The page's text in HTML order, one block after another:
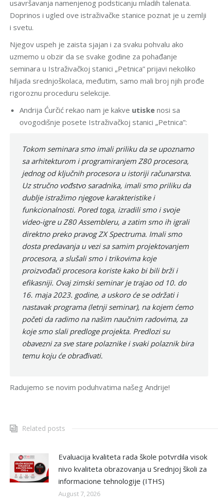
usavršavanja namenjenog podsticanju mladih talenata.
Doprinos i ugled ove istraživačke stanice poznat je u zemlji
i svetu.
Njegov uspeh je zaista sjajan i za svaku pohvalu ako
uzmemo u obzir da se svake godine za pohađanje
seminara u Istraživačkoj stanici „Petnica” prijavi nekoliko
hiljada srednjoškolaca, međutim, samo mali broj njih prođe
rigoroznu proceduru selekcije.
Andrija Ćurčić rekao nam je kakve utiske nosi sa
ovogodišnje posete Istraživačkoj stanici „Petnica”:
Tokom seminara smo imali priliku da se upoznamo
sa arhitekturom i programiranjem Z80 procesora,
jednog od ključnih procesora u istoriji računarstva.
Uz stručno vođstvo saradnika, imali smo priliku da
dublje istražimo njegove karakteristike i
funkcionalnosti. Pored toga, izradili smo i svoje
video-igre u Z80 Assembleru, a zatim smo ih igrali
direktno preko pravogZX Spectruma. Imali smo
dosta predavanja u vezi sa samim projektovanjem
procesora, a slušali smo i trikovima koje
proizvođači procesora koriste kako bi bili brži i
efikasniji. Ovaj zimski seminar je trajao od 10. do
16. maja 2023. godine, a uskoro će se održati i
nastavak programa (letnji seminar), na kojem ćemo
početi da radimo na našim naučnim radovima, za
koje smo slali predloge projekta. Predlozi su
obavezni za sve stare polaznike i svaki polaznik bira
temu koju će obrađivati.
Radujemo se novim poduhvatima našeg Andrije!
Related posts
Evaluacija kvaliteta rada škole potvrdila visok
nivo kvaliteta obrazovanja u Srednjoj školi za
informacione tehnologije (ITHS)
August 7, 2026